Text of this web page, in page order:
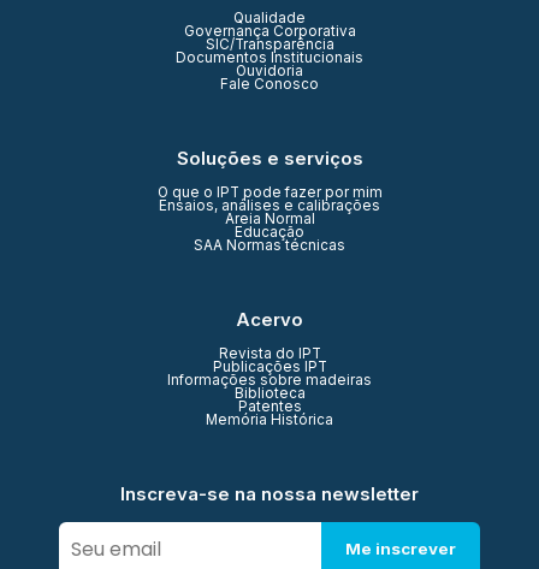
Qualidade
Governança Corporativa
SIC/Transparência
Documentos Institucionais
Ouvidoria
Fale Conosco
Soluções e serviços
O que o IPT pode fazer por mim
Ensaios, análises e calibrações
Areia Normal
Educação
SAA Normas técnicas
Acervo
Revista do IPT
Publicações IPT
Informações sobre madeiras
Biblioteca
Patentes
Memória Histórica
Inscreva-se na nossa newsletter
Me inscrever